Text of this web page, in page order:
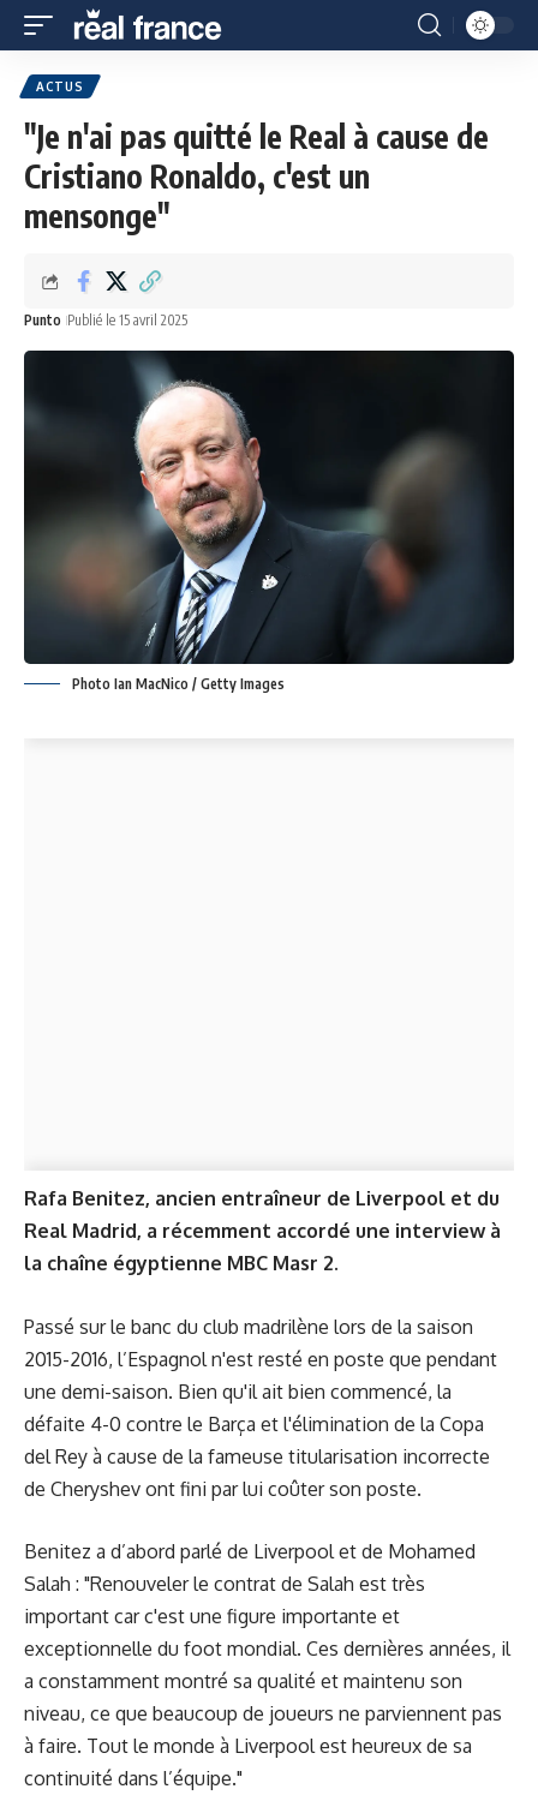
ACTUS
"Je n'ai pas quitté le Real à cause de
Cristiano Ronaldo, c'est un
mensonge"
Punto Publié le 15 avril 2025
Photo Ian MacNico / Getty Images
Rafa Benitez, ancien entraîneur de Liverpool et du
Real Madrid, a récemment accordé une interview à
la chaîne égyptienne MBC Masr 2.
Passé sur le banc du club madrilène lors de la saison
2015-2016, l’Espagnol n'est resté en poste que pendant
une demi-saison. Bien qu'il ait bien commencé, la
défaite 4-0 contre le Barça et l'élimination de la Copa
del Rey à cause de la fameuse titularisation incorrecte
de Cheryshev ont fini par lui coûter son poste.
Benitez a d’abord parlé de Liverpool et de Mohamed
Salah : "Renouveler le contrat de Salah est très
important car c'est une figure importante et
exceptionnelle du foot mondial. Ces dernières années, il
a constamment montré sa qualité et maintenu son
niveau, ce que beaucoup de joueurs ne parviennent pas
à faire. Tout le monde à Liverpool est heureux de sa
continuité dans l’équipe."